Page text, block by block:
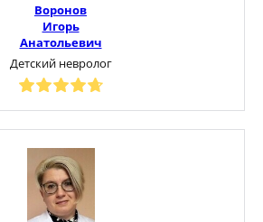
Воронов
Игорь
Анатольевич
Детский невролог